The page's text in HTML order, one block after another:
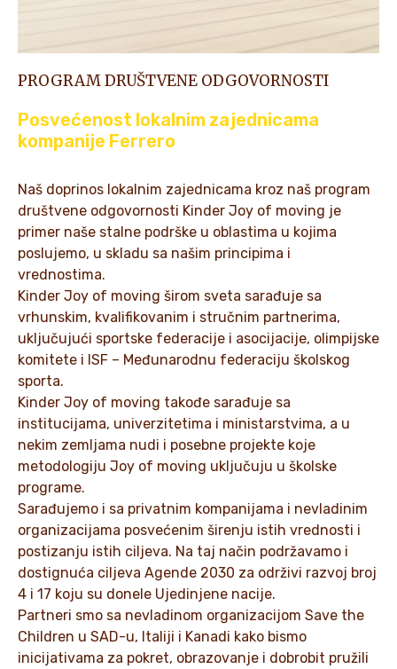
PROGRAM DRUŠTVENE ODGOVORNOSTI
Posvećenost lokalnim zajednicama
kompanije Ferrero
Naš doprinos lokalnim zajednicama kroz naš program
društvene odgovornosti Kinder Joy of moving je
primer naše stalne podrške u oblastima u kojima
poslujemo, u skladu sa našim principima i
vrednostima.
Kinder Joy of moving širom sveta sarađuje sa
vrhunskim, kvalifikovanim i stručnim partnerima,
uključujući sportske federacije i asocijacije, olimpijske
komitete i ISF – Međunarodnu federaciju školskog
sporta.
Kinder Joy of moving takođe sarađuje sa
institucijama, univerzitetima i ministarstvima, a u
nekim zemljama nudi i posebne projekte koje
metodologiju Joy of moving uključuju u školske
programe.
Sarađujemo i sa privatnim kompanijama i nevladinim
organizacijama posvećenim širenju istih vrednosti i
postizanju istih ciljeva. Na taj način podržavamo i
dostignuća ciljeva Agende 2030 za održivi razvoj broj
4 i 17 koju su donele Ujedinjene nacije.
Partneri smo sa nevladinom organizacijom Save the
Children u SAD-u, Italiji i Kanadi kako bismo
inicijativama za pokret, obrazovanje i dobrobit pružili